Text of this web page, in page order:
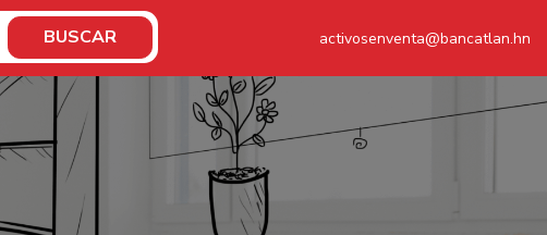
activosenventa@bancatlan.hn
BUSCAR